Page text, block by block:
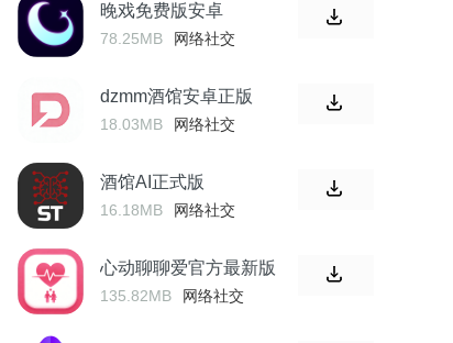
晚戏免费版安卓
78.25MB 网络社交
dzmm酒馆安卓正版
18.03MB 网络社交
酒馆AI正式版
16.18MB 网络社交
心动聊聊爱官方最新版
135.82MB 网络社交